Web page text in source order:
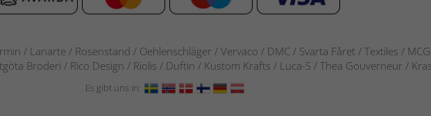
/ Lanarte / Rosenstand / Oehlenschläger / Vervaco / DMC / Svarta Fåret / Textiles /
Broderi / Rico Design / Riolis / Duftin / Kustom Krafts / Luca-S / Thea Gouverneur /
Es gibt uns in: